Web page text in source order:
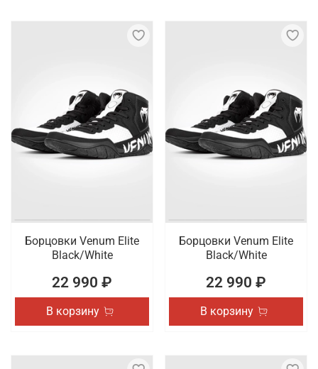
Борцовки Venum Elite
Black/White
22 990 ₽
В корзину
Борцовки Venum Elite
Black/White
22 990 ₽
В корзину